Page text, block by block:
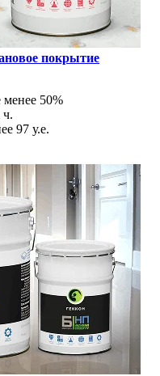
покрытие
менее 50%
ч.
97 у.е.